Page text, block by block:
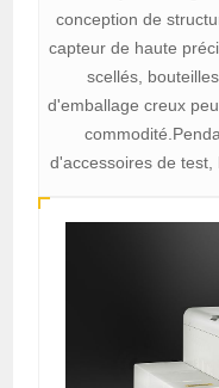
conception de
capteur de haute
scellés,
d'emballage creux
d'accessoires de test,